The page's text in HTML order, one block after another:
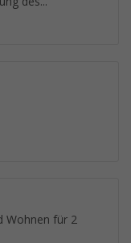
Wohnen für 2